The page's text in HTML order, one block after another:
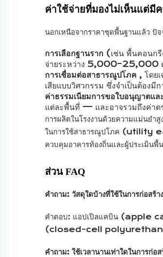
ค่าใช้จ่ายที่มองไม่เห็นแต่มี
นอกเหนือจากราคาชุดพื้นฐานแล้ว ปั
การเลือกฐานราก (เช่น พื้นคอนก
จ่ายระหว่าง 5,000–25,000
การเชื่อมต่อสาธารณูปโภค , โดย
เสียแบบวิศวกรรม ซึ่งจำเป็นต้อง
ค่าธรรมเนียมการขอใบอนุญาตแ
แต่ละพื้นที่ — และอาจรวมถึงค่าต
การผลิตในโรงงานด้วยความแม่นยำ
ในการใช้สาธารณูปโภค (utility
ควบคุมอาคารท้องถิ่นและผู้ประเมิน
ส่วน FAQ
คำถาม: วัสดุใดบ้างที่ใช้ในการก่อ
คำตอบ: แอปเปิลแคบิน (apple
(closed-cell
คำถาม: ใช้เวลานานเท่าใดในกา